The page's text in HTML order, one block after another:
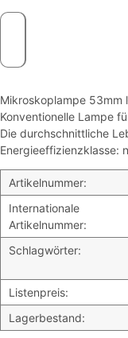
Mikroskoplampe 53mm
Konventionelle Lampe
Die durchschnittliche
Energieeffizienzklasse:
Artikelnummer:
Internationale
Artikelnummer:
Schlagwörter:
Listenpreis:
Lagerbestand: